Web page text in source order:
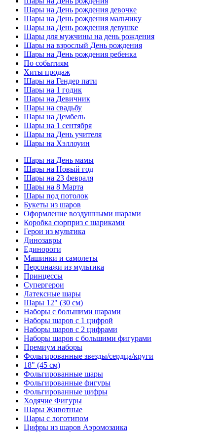
Шары на День рождения девочке
Шары на День рождения мальчику
Шары на День рождения девушке
Шары для мужчины на день рождения
Шары на взрослый День рождения
Шары на День рождения ребенка
По событиям
Хиты продаж
Шары на Гендер пати
Шары на 1 годик
Шары на Девичник
Шары на свадьбу
Шары на Дембель
Шары на 1 сентября
Шары на День учителя
Шары на Хэллоуин
Шары на День мамы
Шары на Новый год
Шары на 23 февраля
Шары на 8 Марта
Шары под потолок
Букеты из шаров
Оформление воздушными шарами
Коробка сюрприз с шариками
Герои из мультика
Динозавры
Единороги
Машинки и самолеты
Персонажи из мультика
Принцессы
Супергерои
Латексные шары
Шары 12" (30 см)
Наборы с большими шарами
Наборы шаров с 1 цифрой
Наборы шаров с 2 цифрами
Наборы шаров с большими фигурами
Премиум наборы
Фольгированные звезды/сердца/круги
18" (45 см)
Фольгированные шары
Фольгированные фигуры
Фольгированные цифры
Ходячие Фигуры
Шары Животные
Шары с логотипом
Цифры из шаров Аэромозаика